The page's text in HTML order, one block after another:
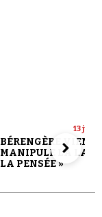
13
BÉRENGÈRE
MANIPULE LA
LA PENSÉE »